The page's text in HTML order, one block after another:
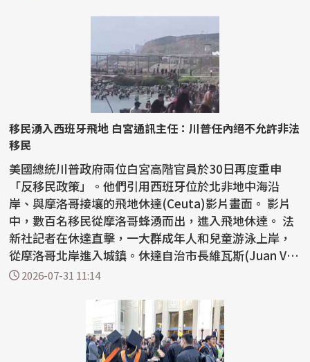
移民湧入西班牙飛地 白宮通訊主任：川普任內絕不允許非法
移民
美國總統川普政府兩位白宮高階官員於30日再度重申
「反移民政策」。他們引用西班牙位於北非地中海沿
岸、與摩洛哥接壤的飛地休達(Ceuta)影片畫面。 影片
中，數百名移民從摩洛哥蜂湧而出，進入飛地休達。 法
新社記者在休達直擊，一大群成年人和兒童游泳上岸，
從摩洛哥北岸進入城鎮。休達自治市長維瓦斯(Juan Viv
as)29...
2026-07-31 11:14